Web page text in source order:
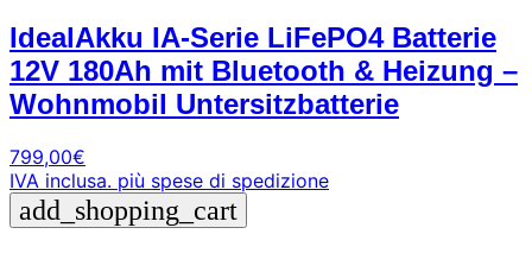
IdealAkku IA-Serie LiFePO4 Batterie
12V 180Ah mit Bluetooth & Heizung –
Wohnmobil Untersitzbatterie
799,00€
IVA inclusa. più spese di spedizione
add_shopping_cart